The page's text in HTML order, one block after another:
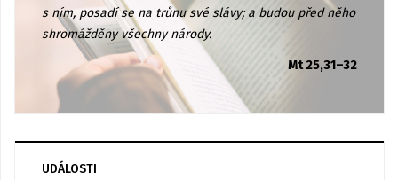
s ním, posadí se na trůnu své slávy; a budou před něho
shromážděny všechny národy.
Mt 25,31–32
UDÁLOSTI